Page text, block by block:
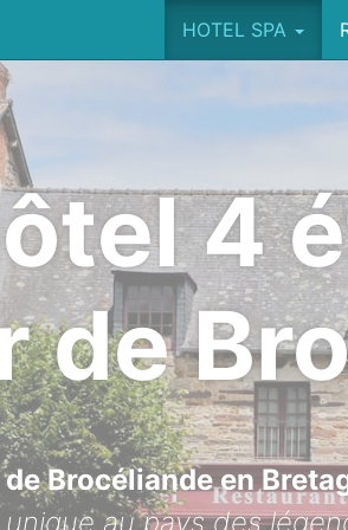
HOTEL SPA
4
de Brocéliande en
au pays des